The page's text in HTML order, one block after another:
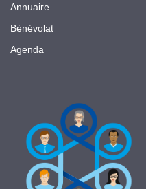
Annuaire
Bénévolat
Agenda